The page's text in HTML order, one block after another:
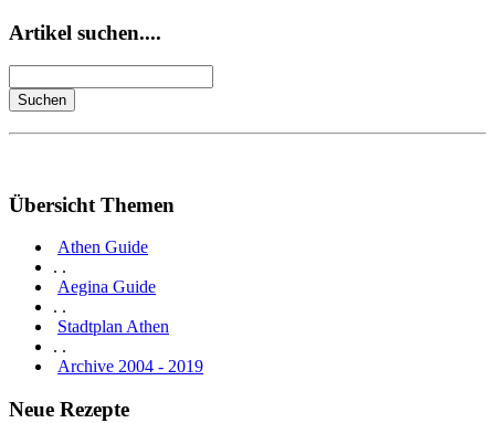
Artikel suchen....
Übersicht Themen
Athen Guide
. .
Aegina Guide
. .
Stadtplan Athen
. .
Archive 2004 - 2019
Neue Rezepte